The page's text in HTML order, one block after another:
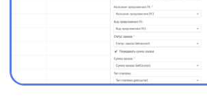
amoCRM вставлялось сразу несколько